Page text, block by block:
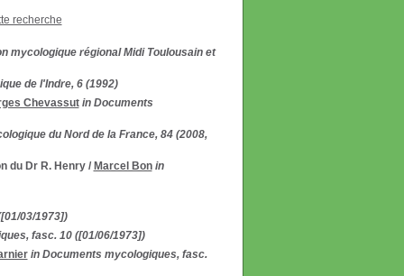
recherche
mycologique régional Midi Toulousain et
de l'Indre, 6 (1992)
Chevassut in Documents
du Nord de la France, 84 (2008,
du Dr R. Henry/ Marcel Bon in
03/1973])
fasc. 10 ([01/06/1973])
in Documents mycologiques, fasc.